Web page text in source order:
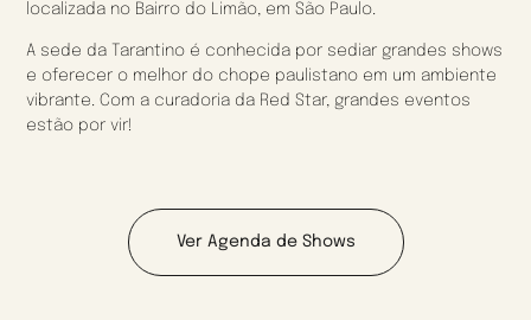
localizada no Bairro do Limão, em São Paulo.
A sede da Tarantino é conhecida por sediar grandes shows
e oferecer o melhor do chope paulistano em um ambiente
vibrante. Com a curadoria da Red Star, grandes eventos
estão por vir!
Ver Agenda de Shows